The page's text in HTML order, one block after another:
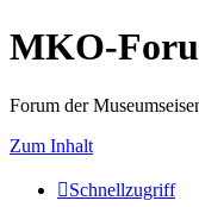
MKO-
Forum der
Zum Inhalt
Schnellzugriff